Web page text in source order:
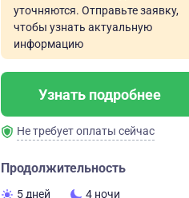
уточняются. Отправьте заявку,
чтобы узнать актуальную
информацию
Узнать подробнее
Не требует оплаты сейчас
Продолжительность
5 дней 4 ночи